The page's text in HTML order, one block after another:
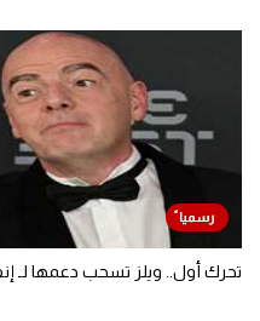
تحرك أول.. ويلز تسحب دعمها لـ